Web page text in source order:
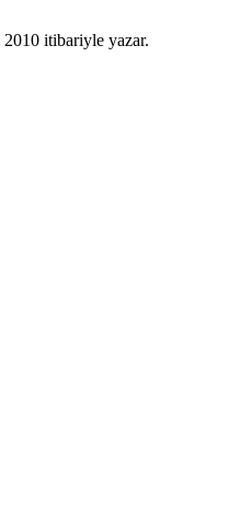
itibariyle yazar.